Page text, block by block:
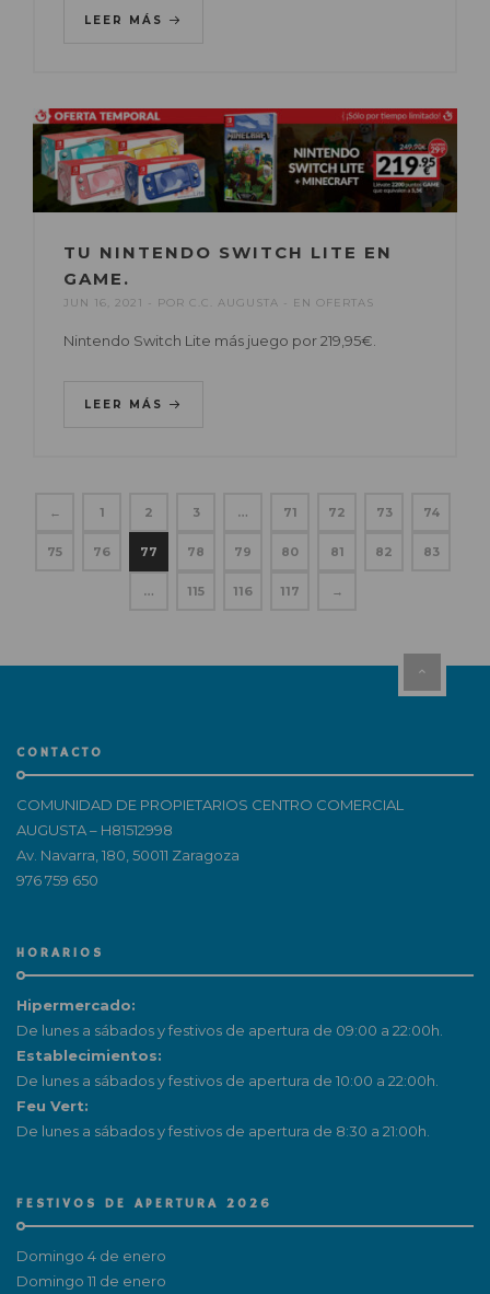
LEER MÁS
TU NINTENDO SWITCH LITE EN
GAME.
JUN 16, 2021 POR C.C. AUGUSTA EN OFERTAS
Nintendo Switch Lite más juego por 219,95€.
LEER MÁS
← 1 2 3 … 71 72 73 74
75 76 77 78 79 80 81 82 83
… 115 116 117 →
CONTACTO
COMUNIDAD DE PROPIETARIOS CENTRO COMERCIAL
AUGUSTA – H81512998
Av. Navarra, 180, 50011 Zaragoza
976 759 650
HORARIOS
Hipermercado:
De lunes a sábados y festivos de apertura de 09:00 a 22:00h.
Establecimientos:
De lunes a sábados y festivos de apertura de 10:00 a 22:00h.
Feu Vert:
De lunes a sábados y festivos de apertura de 8:30 a 21:00h.
FESTIVOS DE APERTURA 2026
Domingo 4 de enero
Domingo 11 de enero